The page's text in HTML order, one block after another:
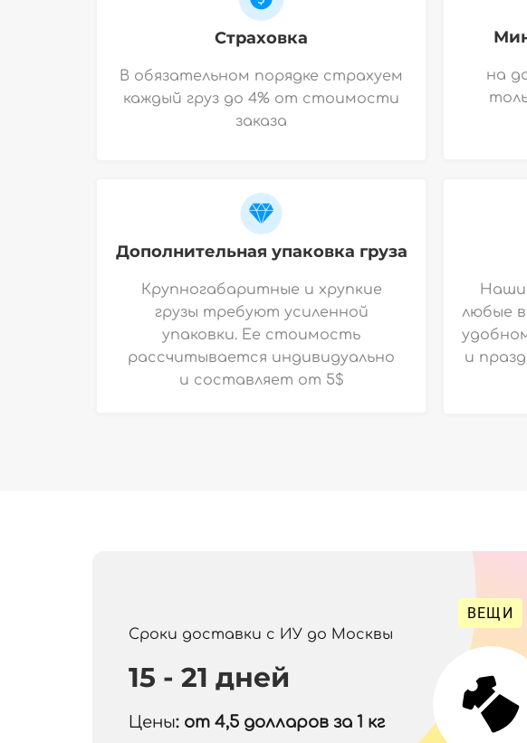
Страховка
В обязательном порядке страхуем
каждый груз до 4% от стоимости
заказа
Дополнительная упаковка груза
Крупногабаритные и хрупкие
грузы требуют усиленной
упаковки. Ее стоимость
рассчитывается индивидуально
и составляет от 5$
на
Наши
любые
и
Сроки доставки с ИУ до Москвы
15 - 21 дней
Цены: от 4,5 долларов за 1 кг
ВЕЩИ